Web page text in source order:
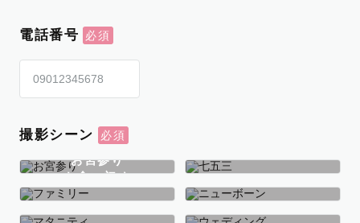
電話番号
撮影シーン
お宮参り
お食い初め
七五三
ファミリー ニューボーン